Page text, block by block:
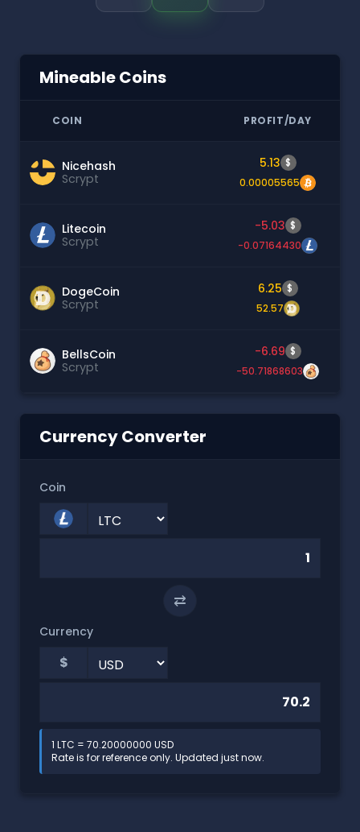
Mineable Coins
COIN PROFIT/DAY
Nicehash
Scrypt
5.13 $
0.00005565
Litecoin
Scrypt
-5.03 $
-0.07164430
DogeCoin
Scrypt
6.25 $
52.57
BellsCoin
Scrypt
-6.69 $
-50.71868603
Currency Converter
Coin
⇄
Currency
$
1 LTC = 70.20000000 USD
Rate is for reference only. Updated just now.